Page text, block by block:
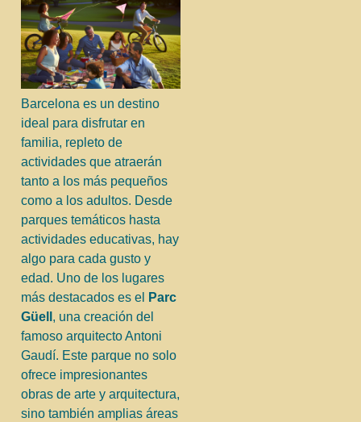
Barcelona es un destino
ideal para disfrutar en
familia, repleto de
actividades que atraerán
tanto a los más pequeños
como a los adultos. Desde
parques temáticos hasta
actividades educativas, hay
algo para cada gusto y
edad. Uno de los lugares
más destacados es el
Parc
Güell , una creación del
famoso arquitecto Antoni
Gaudí. Este parque no solo
ofrece impresionantes
obras de arte y arquitectura,
sino también amplias áreas